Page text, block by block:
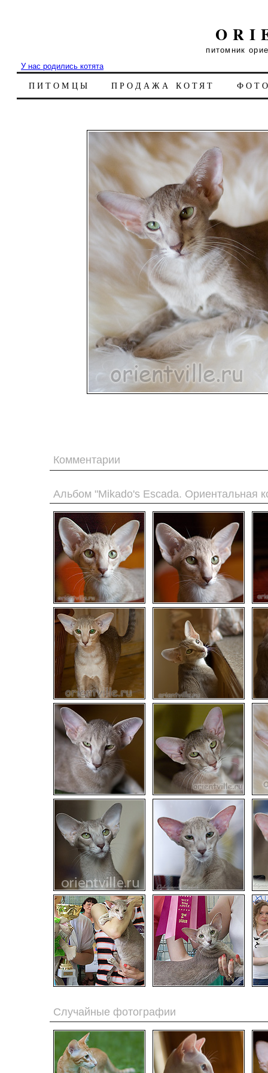
питомник
У нас родились котята
ПИТОМЦЫ ПРОДАЖА КОТЯТ
Комментарии
Альбом "Mikado's Escada. Ориентальная
Случайные фотографии